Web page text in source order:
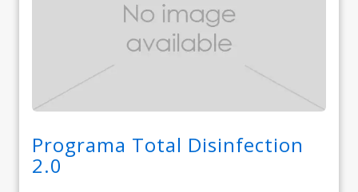
Programa Total Disinfection
2.0